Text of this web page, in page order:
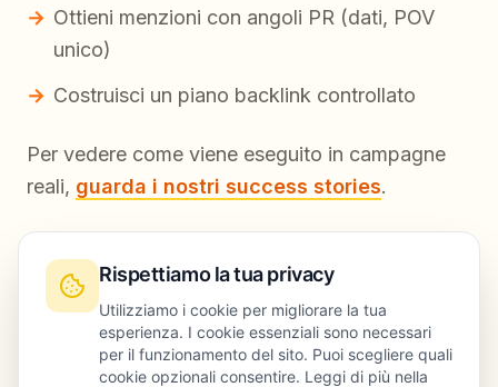
Ottieni menzioni con angoli PR (dati, POV
unico)
Costruisci un piano backlink controllato
Per vedere come viene eseguito in campagne
reali, guarda i nostri success stories.
Step 5: Misura ogni settimana, migliora ogni
mese
Ritmo operativo:
Rispettiamo la tua privacy
Utilizziamo i cookie per migliorare la tua
esperienza. I cookie essenziali sono necessari
per il funzionamento del sito. Puoi scegliere quali
cookie opzionali consentire. Leggi di più nella